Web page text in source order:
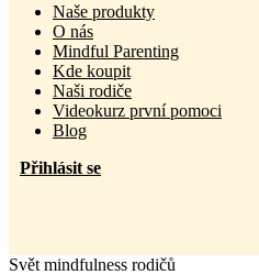
Naše produkty
O nás
Mindful Parenting
Kde koupit
Naši rodiče
Videokurz první pomoci
Blog
Přihlásit se
Svět mindfulness rodičů